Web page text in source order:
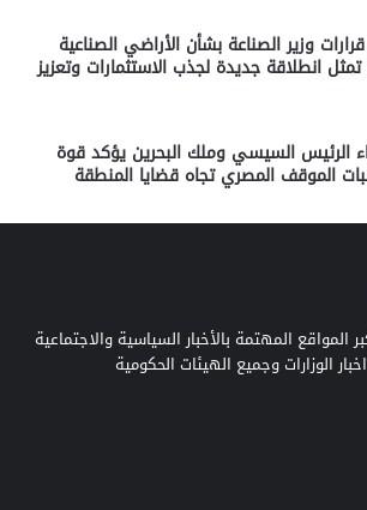
وزير الصناعة بشأن الأراضي الصناعية
انطلاقة جديدة لجذب الاستثمارات وتعزيز
الرئيس السيسي وملك البحرين يؤكد قوة
الموقف المصري تجاه قضايا المنطقة
من أكبر المواقع المهتمة بالأخبار السياسية والاجتماعية
الوزارات وجميع الهيئات الحكومية